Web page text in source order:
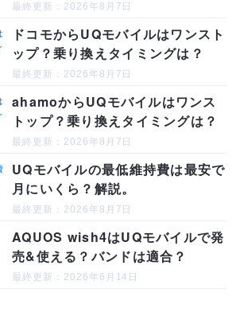
最終更新：2026年8月7日
ドコモからUQモバイルはワンスト
ップ？乗り換えタイミングは？
最終更新：2026年8月7日
ahamoからUQモバイルはワンス
トップ？乗り換えタイミングは？
最終更新：2026年8月7日
UQモバイルの最低維持費は最安で
月にいくら？解説。
最終更新：2026年8月7日
AQUOS wish4はUQモバイルで発
売&使える？バンドは適合？
最終更新：2026年6月14日